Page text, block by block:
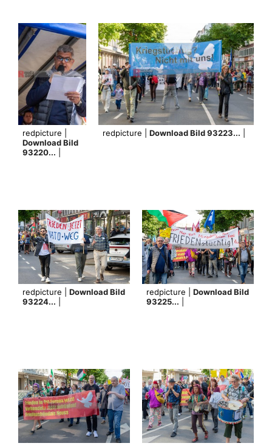
redpicture |
Download Bild
93220...
redpicture | Download Bild 93223...
redpicture | Download Bild
93224...
redpicture | Download Bild
93225...